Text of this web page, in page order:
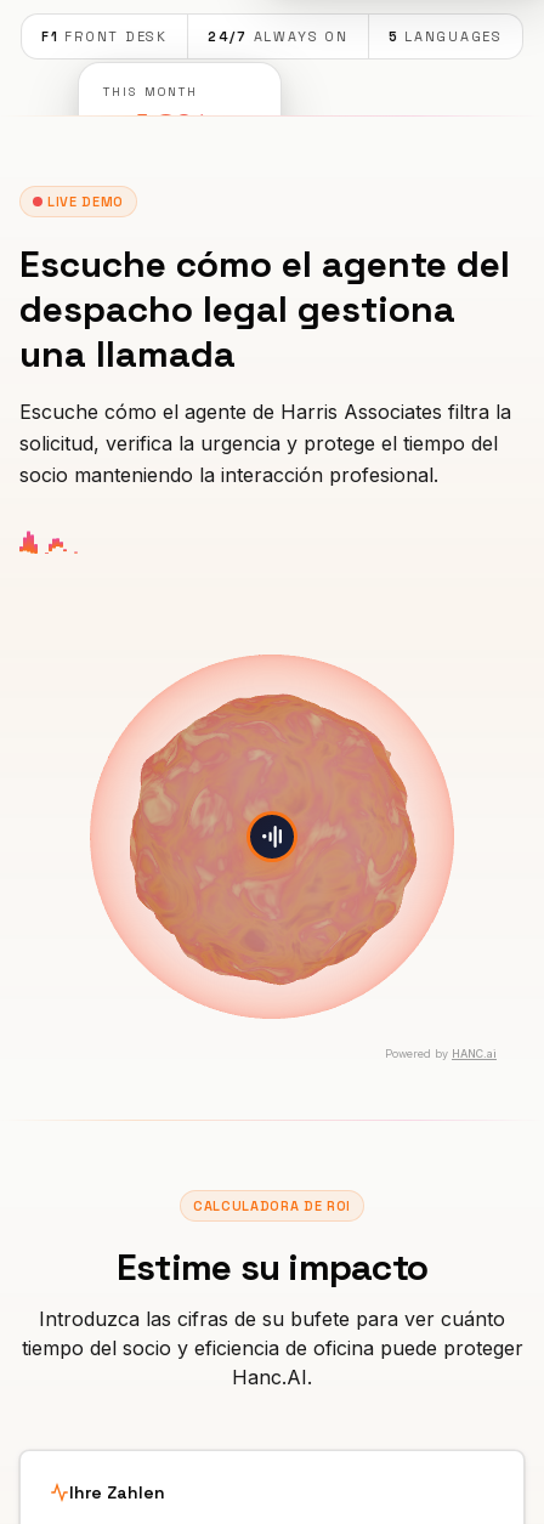
Administración de fincas
Fitness
Abogado
Funeraria
Selección de personal
23 industrias →
THIS MONTH
+42%
F1 FRONT DESK 24/7 ALWAYS ON 5 LANGUAGES
LIVE DEMO
Escuche cómo el agente del
despacho legal gestiona
una llamada
Escuche cómo el agente de Harris Associates filtra la
solicitud, verifica la urgencia y protege el tiempo del
socio manteniendo la interacción profesional.
CALCULADORA DE ROI
Estime su impacto
Introduzca las cifras de su bufete para ver cuánto
tiempo del socio y eficiencia de oficina puede proteger
Hanc.AI.
Ihre Zahlen